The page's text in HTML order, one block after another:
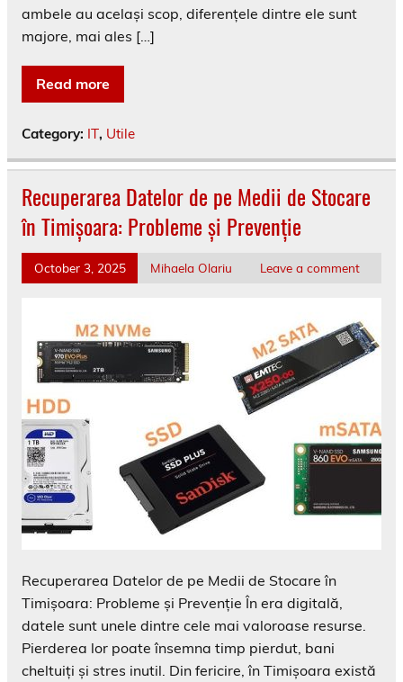
ambele au același scop, diferențele dintre ele sunt
majore, mai ales […]
Read more
Category: IT, Utile
Recuperarea Datelor de pe Medii de Stocare
în Timișoara: Probleme și Prevenție
October 3, 2025 Mihaela Olariu Leave a comment
Recuperarea Datelor de pe Medii de Stocare în
Timișoara: Probleme și Prevenție În era digitală,
datele sunt unele dintre cele mai valoroase resurse.
Pierderea lor poate însemna timp pierdut, bani
cheltuiți și stres inutil. Din fericire, în Timișoara există